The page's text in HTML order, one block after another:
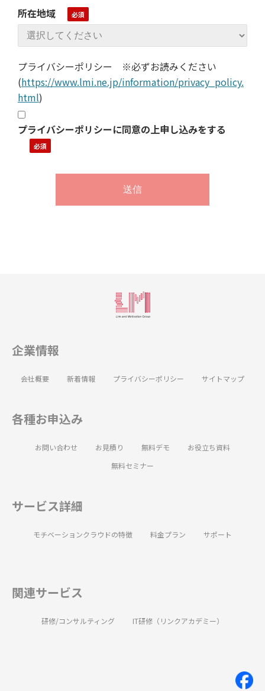
所在地域
プライバシーポリシー ※必ずお読みください
(https://www.lmi.ne.jp/information/privacy_policy.
html)
プライバシーポリシーに同意の上申し込みをする
企業情報
会社概要 新着情報 プライバシーポリシー サイトマップ
各種お申込み
お問い合わせ お見積り 無料デモ
お役立ち資料
無料セミナー
サービス詳細
モチベーションクラウドの特徴 料金プラン サポート
関連サービス
研修/コンサルティング IT研修（リンクアカデミー）